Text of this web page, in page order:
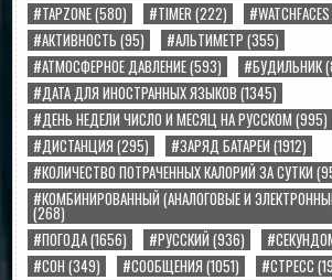
#TAPZONE(580) #TIMER(222) #WATCHFACES
#АКТИВНОСТЬ (95) #АЛЬТИМЕТР (355)
#АТМОСФЕРНОЕ ДАВЛЕНИЕ(593) #БУДИЛЬНИК
#ДАТА ДЛЯ ИНОСТРАННЫХ ЯЗЫКОВ (1345)
#ДЕНЬ НЕДЕЛИ ЧИСЛО И МЕСЯЦ НА РУССКОМ (995)
#ДИСТАНЦИЯ (295) #ЗАРЯД БАТАРЕИ (1912)
#КОЛИЧЕСТВО ПОТРАЧЕННЫХ КАЛОРИЙ ЗА СУТКИ
#КОМБИНИРОВАННЫЙ (АНАЛОГОВЫЕ И
(268)
#ПОГОДА(1656) #РУССКИЙ (936)
#СОН (349) #СООБЩЕНИЯ (1051) #СТРЕСС